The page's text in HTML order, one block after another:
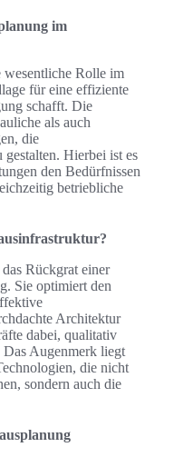
im
wesentliche Rolle im
für eine effiziente
schafft. Die
als auch
die
Hierbei ist es
den Bedürfnissen
betriebliche
Rückgrat einer
Sie optimiert den
Architektur
dabei, qualitativ
Augenmerk liegt
die nicht
sondern auch die